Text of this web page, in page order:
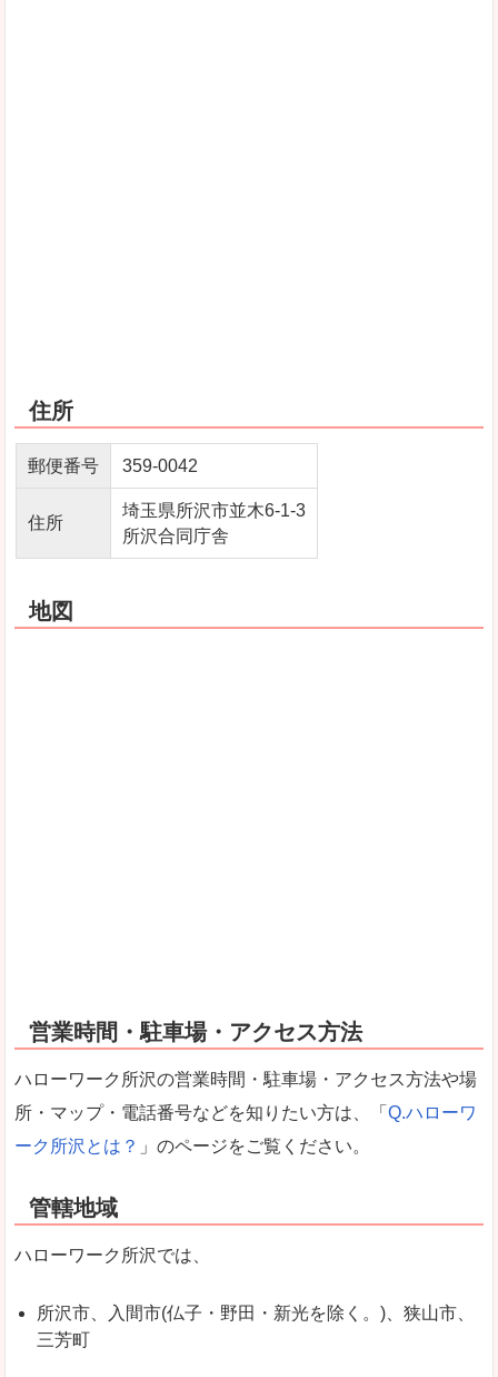
住所
郵便番号 359-0042
住所
埼玉県所沢市並木6-1-3
所沢合同庁舎
地図
営業時間・駐車場・アクセス方法
ハローワーク所沢の営業時間・駐車場・アクセス方法や場
所・マップ・電話番号などを知りたい方は、「 Q.ハローワ
ーク所沢とは？ 」のページをご覧ください。
管轄地域
ハローワーク所沢では、
所沢市、入間市(仏子・野田・新光を除く。)、狭山市、
三芳町